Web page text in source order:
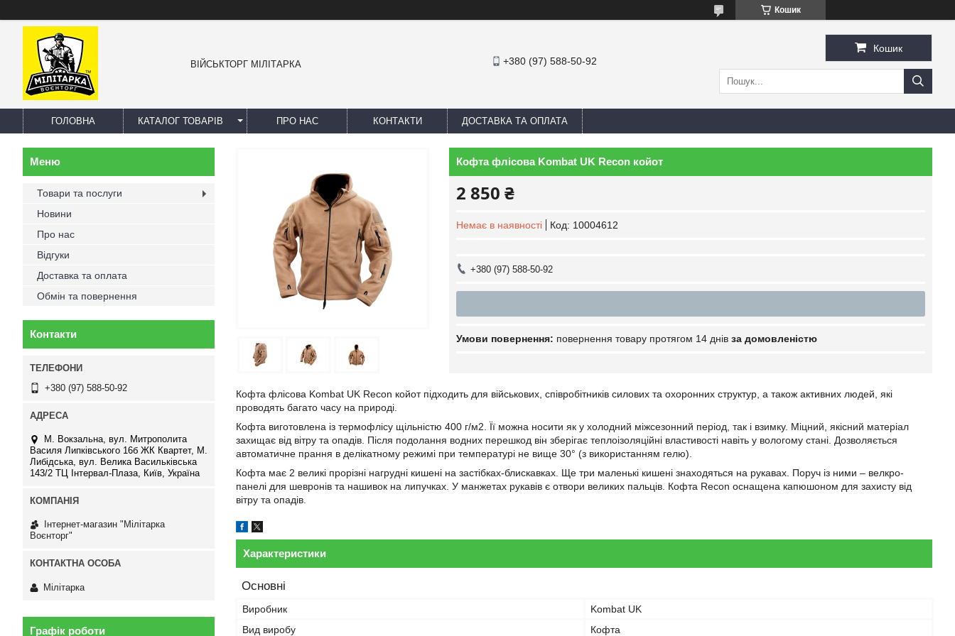
Кошик
ВІЙСЬКТОРГ МІЛІТАРКА +380 (97) 588-50-92
Кошик
ГОЛОВНА КАТАЛОГ ТОВАРІВ ПРО НАС КОНТАКТИ ДОСТАВКА ТА ОПЛАТА
Кофта флісова Kombat UK Recon койот
2 850 ₴
Немає в наявності Код: 10004612
+380 (97) 588-50-92
повернення товару протягом 14 днів за домовленістю
Кофта флісова Kombat UK Recon койот підходить для військових, співробітників силових та охоронних структур, а також активних людей, які
проводять багато часу на природі.
Кофта виготовлена із термофлісу щільністю 400 г/м2. Її можна носити як у холодний міжсезонний період, так і взимку. Міцний, якісний матеріал
захищає від вітру та опадів. Після подолання водних перешкод він зберігає теплоізоляційні властивості навіть у вологому стані. Дозволяється
автоматичне прання в делікатному режимі при температурі не вище 30° (з використанням гелю).
Кофта має 2 великі прорізні нагрудні кишені на застібках-блискавках. Ще три маленькі кишені знаходяться на рукавах. Поруч із ними – велкро-
панелі для шевронів та нашивок на липучках. У манжетах рукавів є отвори великих пальців. Кофта Recon оснащена капюшоном для захисту від
вітру та опадів.
Характеристики
Основні
Виробник
Kombat UK
Вид виробу
Кофта
Товари та послуги
Новини
Про нас
Відгуки
Доставка та оплата
Обмін та повернення
Контакти
+380 (97) 588-50-92
М. Вокзальна, вул. Митрополита
Василя Липківського 16б ЖК Квартет, М.
Либідська, вул. Велика Васильківська
143/2 ТЦ Інтервал-Плаза, Київ, Україна
Інтернет-магазин "Мілітарка
Воєнторг"
Мілітарка
Графік роботи